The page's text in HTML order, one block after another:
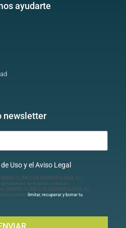
ayudarte
newsletter
Uso y el Aviso Legal
CLÍNICO DE DERMATOLOGÍA, S.L.
boletines de noticias y ofertas.
CLÍNICO DE DERMATOLOGÍA, S.L.
puedes limitar, recuperar y borrar tu